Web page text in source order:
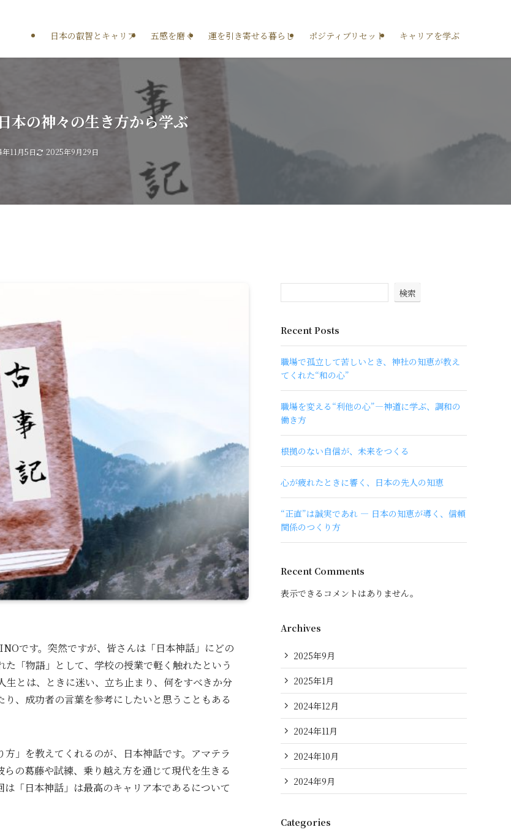
日本の叡智とキャリア 五感を磨く 運を引き寄せる暮らし ポジティブリセット キャリアを学ぶ
本の神々の生き方から学ぶ
11月5日 2025年9月29日
です。突然ですが、皆さんは「日本神話」にどの
「物語」として、学校の授業で軽く触れたという
とは、ときに迷い、立ち止まり、何をすべきか分
、成功者の言葉を参考にしたいと思うこともある
」を教えてくれるのが、日本神話です。アマテラ
の葛藤や試練、乗り越え方を通じて現代を生きる
「日本神話」は最高のキャリア本であるについて
検索
Recent Posts
職場で孤立して苦しいとき、神社の知恵が教え
てくれた“和の心”
職場を変える“利他の心”―神道に学ぶ、調和の
働き方
根拠のない自信が、未来をつくる
心が疲れたときに響く、日本の先人の知恵
“正直”は誠実であれ ― 日本の知恵が導く、信頼
関係のつくり方
Recent Comments
表示できるコメントはありません。
Archives
2025年9月
2025年1月
2024年12月
2024年11月
2024年10月
2024年9月
Categories